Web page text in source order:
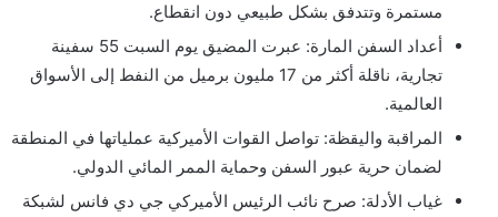
مستمرة وتتدفق بشكل طبيعي دون انقطاع.
أعداد السفن المارة: عبرت المضيق يوم السبت 55 سفينة
تجارية، ناقلة أكثر من 17 مليون برميل من النفط إلى الأسواق
العالمية.
المراقبة واليقظة: تواصل القوات الأميركية عملياتها في المنطقة
لضمان حرية عبور السفن وحماية الممر المائي الدولي.
غياب الأدلة: صرح نائب الرئيس الأميركي جي دي فانس لشبكة